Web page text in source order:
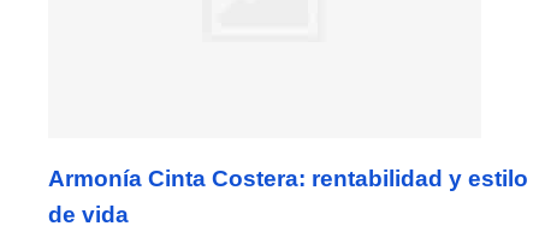
Armonía Cinta Costera: rentabilidad y estilo
de vida